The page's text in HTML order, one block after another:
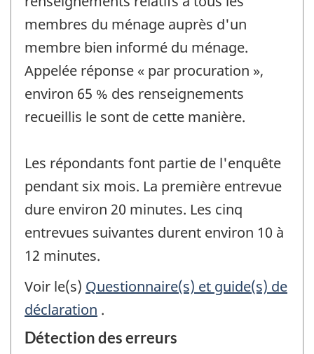
membres du ménage auprès d'un
membre bien informé du ménage.
Appelée réponse « par procuration »,
environ 65 % des renseignements
recueillis le sont de cette manière.
Les répondants font partie de l'enquête
pendant six mois. La première entrevue
dure environ 20 minutes. Les cinq
entrevues suivantes durent environ 10 à
12 minutes.
Voir le(s) Questionnaire(s) et guide(s) de
déclaration .
Détection des erreurs